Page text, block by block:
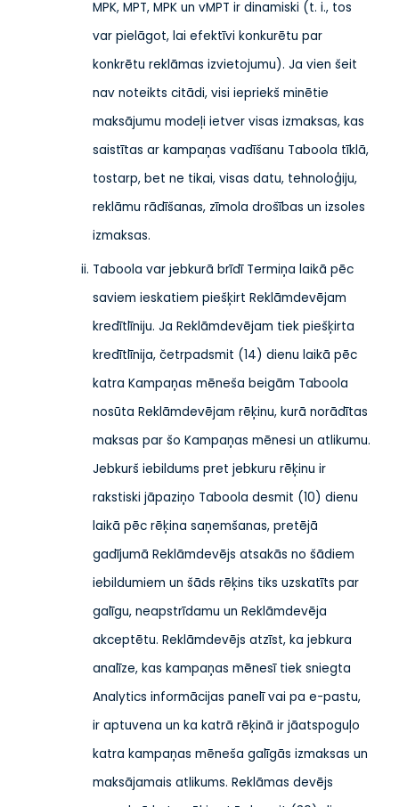
MPK, MPT, MPK un vMPT ir dinamiski (t. i., tos
var pielāgot, lai efektīvi konkurētu par
konkrētu reklāmas izvietojumu). Ja vien šeit
nav noteikts citādi, visi iepriekš minētie
maksājumu modeļi ietver visas izmaksas, kas
saistītas ar kampaņas vadīšanu Taboola tīklā,
tostarp, bet ne tikai, visas datu, tehnoloģiju,
reklāmu rādīšanas, zīmola drošības un izsoles
izmaksas.
Taboola var jebkurā brīdī Termiņa laikā pēc
saviem ieskatiem piešķirt Reklāmdevējam
kredītlīniju. Ja Reklāmdevējam tiek piešķirta
kredītlīnija, četrpadsmit (14) dienu laikā pēc
katra Kampaņas mēneša beigām Taboola
nosūta Reklāmdevējam rēķinu, kurā norādītas
maksas par šo Kampaņas mēnesi un atlikumu.
Jebkurš iebildums pret jebkuru rēķinu ir
rakstiski jāpaziņo Taboola desmit (10) dienu
laikā pēc rēķina saņemšanas, pretējā
gadījumā Reklāmdevējs atsakās no šādiem
iebildumiem un šāds rēķins tiks uzskatīts par
galīgu, neapstrīdamu un Reklāmdevēja
akceptētu. Reklāmdevējs atzīst, ka jebkura
analīze, kas kampaņas mēnesī tiek sniegta
Analytics informācijas panelī vai pa e-pastu,
ir aptuvena un ka katrā rēķinā ir jāatspoguļo
katra kampaņas mēneša galīgās izmaksas un
maksājamais atlikums. Reklāmas devējs